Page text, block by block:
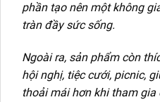
phần tạo nên một không
tràn đầy sức sống.
Ngoài ra, sản phẩm còn
hội nghị, tiệc cưới, picnic,
thoải mái hơn khi tham